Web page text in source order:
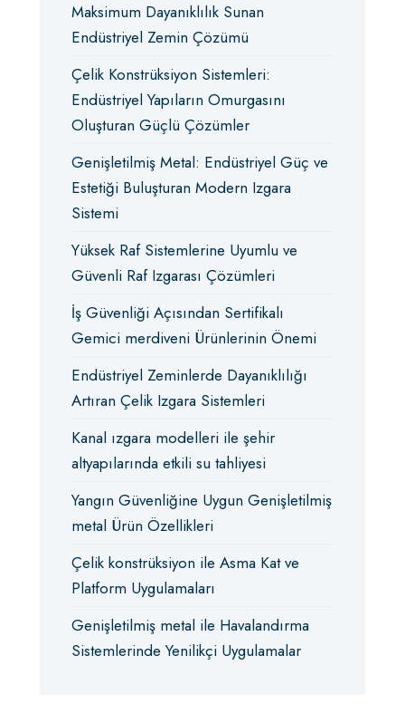
Maksimum Dayanıklılık Sunan
Endüstriyel Zemin Çözümü
Çelik Konstrüksiyon Sistemleri:
Endüstriyel Yapıların Omurgasını
Oluşturan Güçlü Çözümler
Genişletilmiş Metal: Endüstriyel Güç ve
Estetiği Buluşturan Modern Izgara
Sistemi
Yüksek Raf Sistemlerine Uyumlu ve
Güvenli Raf Izgarası Çözümleri
İş Güvenliği Açısından Sertifikalı
Gemici merdiveni Ürünlerinin Önemi
Endüstriyel Zeminlerde Dayanıklılığı
Artıran Çelik Izgara Sistemleri
Kanal ızgara modelleri ile şehir
altyapılarında etkili su tahliyesi
Yangın Güvenliğine Uygun Genişletilmiş
metal Ürün Özellikleri
Çelik konstrüksiyon ile Asma Kat ve
Platform Uygulamaları
Genişletilmiş metal ile Havalandırma
Sistemlerinde Yenilikçi Uygulamalar